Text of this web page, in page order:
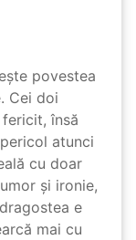
povestea
Cei doi
însă
atunci
cu doar
și ironie,
e
mai cu